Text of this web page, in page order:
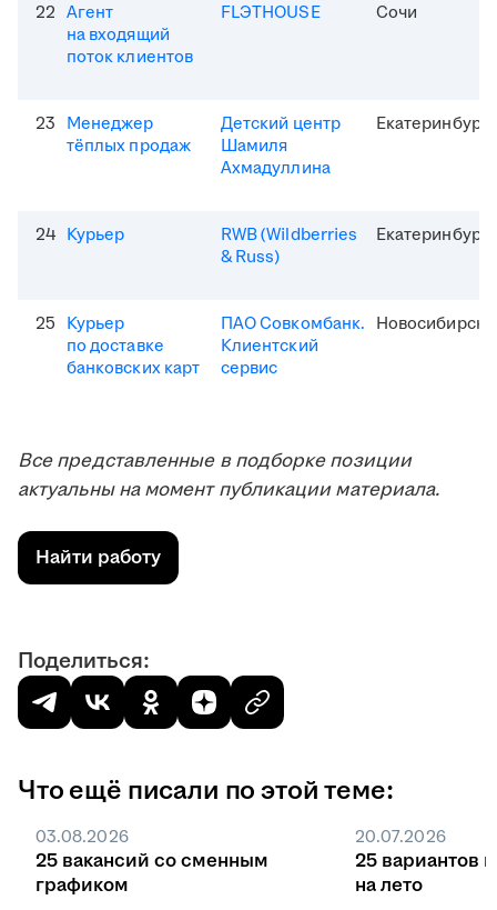
22 Агент
на входящий
поток клиентов
FLЭTHOUSE Сочи
23 Менеджер
тёплых продаж
Детский центр
Шамиля
Ахмадуллина
Екатеринбург
24 Курьер
RWB (Wildberries
& Russ)
Екатеринбург
25 Курьер
по доставке
банковских карт
ПАО Совкомбанк.
Клиентский
сервис
Новосибирск
Все представленные в подборке позиции
актуальны на момент публикации материала.
Найти работу
Поделиться:
Что ещё писали по этой теме:
03.08.2026
25 вакансий со сменным
графиком
20.07.2026
25 вариантов
на лето